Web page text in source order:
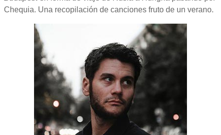
Chequia. Una recopilación de canciones fruto de un verano.